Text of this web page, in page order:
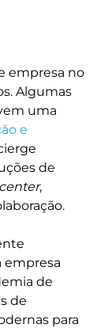
empresa no
Algumas
uma
e
de
,
empresa
de
de
para